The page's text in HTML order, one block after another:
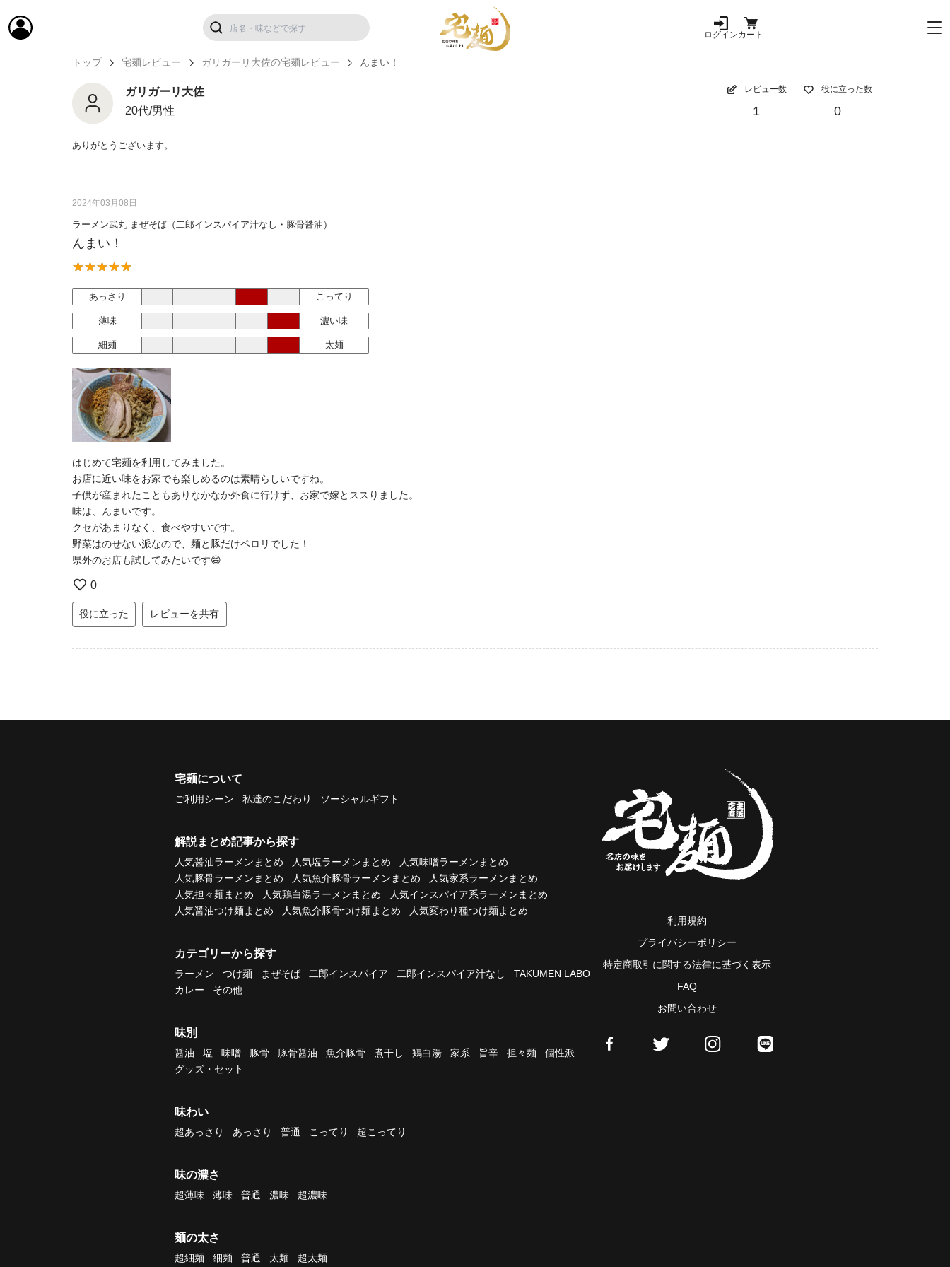
ログインカート
トップ 宅麺レビュー ガリガーリ大佐の宅麺レビュー んまい！
ガリガーリ大佐
20代/男性
ありがとうございます。
レビュー数
1
役に立った数
0
2024年03月08日
ラーメン武丸 まぜそば（二郎インスパイア汁なし・豚骨醤油）
んまい！
あっさり こってり
薄味 濃い味
細麺 太麺
はじめて宅麺を利用してみました。
お店に近い味をお家でも楽しめるのは素晴らしいですね。
子供が産まれたこともありなかなか外食に行けず、お家で嫁とススりました。
味は、んまいです。
クセがあまりなく、食べやすいです。
野菜はのせない派なので、麺と豚だけペロリでした！
県外のお店も試してみたいです😄
0
役に立った レビューを共有
宅麺について
ご利用シーン 私達のこだわり ソーシャルギフト
解説まとめ記事から探す
人気醤油ラーメンまとめ 人気塩ラーメンまとめ
人気味噌ラーメンまとめ
人気豚骨ラーメンまとめ
人気魚介豚骨ラーメンまとめ
人気家系ラーメンまとめ
人気担々麺まとめ
人気鶏白湯ラーメンまとめ
人気インスパイア系ラーメンまとめ
人気醤油つけ麺まとめ
人気魚介豚骨つけ麺まとめ 人気変わり種つけ麺まとめ
カテゴリーから探す
ラーメン つけ麺 まぜそば 二郎インスパイア 二郎インスパイア汁なし
TAKUMEN LABO
カレー
その他
味別
醤油 塩 味噌 豚骨 豚骨醤油 魚介豚骨 煮干し 鶏白湯 家系 旨辛 担々麺
個性派
グッズ・セット
味わい
超あっさり あっさり 普通 こってり 超こってり
味の濃さ
超薄味 薄味 普通 濃味 超濃味
麺の太さ
超細麺 細麺 普通 太麺 超太麺
利用規約
プライバシーポリシー
特定商取引に関する法律に基づく表示
FAQ
お問い合わせ